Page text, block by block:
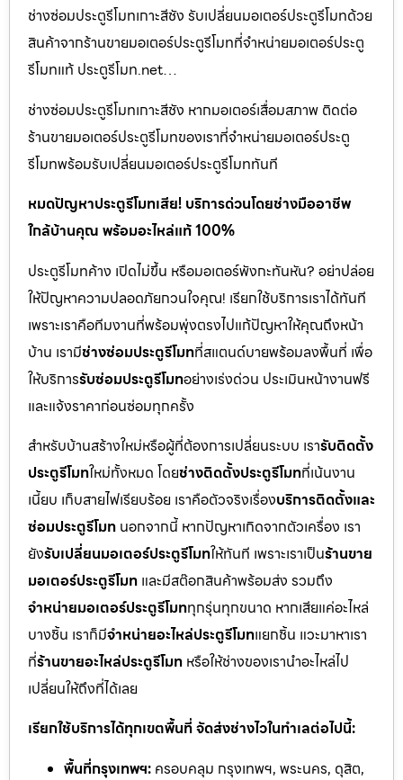
ช่างซ่อมประตูรีโมทเกาะสีชัง รับเปลี่ยนมอเตอร์ประตูรีโมทด้วย
สินค้าจากร้านขายมอเตอร์ประตูรีโมทที่จำหน่ายมอเตอร์ประตู
รีโมทแท้ ประตูรีโมท.net…
ช่างซ่อมประตูรีโมทเกาะสีชัง หากมอเตอร์เสื่อมสภาพ ติดต่อ
ร้านขายมอเตอร์ประตูรีโมทของเราที่จำหน่ายมอเตอร์ประตู
รีโมทพร้อมรับเปลี่ยนมอเตอร์ประตูรีโมททันที
หมดปัญหาประตูรีโมทเสีย! บริการด่วนโดยช่างมืออาชีพ
ใกล้บ้านคุณ พร้อมอะไหล่แท้ 100%
ประตูรีโมทค้าง เปิดไม่ขึ้น หรือมอเตอร์พังกะทันหัน? อย่าปล่อย
ให้ปัญหาความปลอดภัยกวนใจคุณ! เรียกใช้บริการเราได้ทันที
เพราะเราคือทีมงานที่พร้อมพุ่งตรงไปแก้ปัญหาให้คุณถึงหน้า
บ้าน เรามีช่างซ่อมประตูรีโมทที่สแตนด์บายพร้อมลงพื้นที่ เพื่อ
ให้บริการรับซ่อมประตูรีโมทอย่างเร่งด่วน ประเมินหน้างานฟรี
และแจ้งราคาก่อนซ่อมทุกครั้ง
สำหรับบ้านสร้างใหม่หรือผู้ที่ต้องการเปลี่ยนระบบ เรารับติดตั้ง
ประตูรีโมทใหม่ทั้งหมด โดยช่างติดตั้งประตูรีโมทที่เน้นงาน
เนี้ยบ เก็บสายไฟเรียบร้อย เราคือตัวจริงเรื่องบริการติดตั้งและ
ซ่อมประตูรีโมท นอกจากนี้ หากปัญหาเกิดจากตัวเครื่อง เรา
ยังรับเปลี่ยนมอเตอร์ประตูรีโมทให้ทันที เพราะเราเป็นร้านขาย
มอเตอร์ประตูรีโมท และมีสต๊อกสินค้าพร้อมส่ง รวมถึง
จำหน่ายมอเตอร์ประตูรีโมททุกรุ่นทุกขนาด หากเสียแค่อะไหล่
บางชิ้น เราก็มีจำหน่ายอะไหล่ประตูรีโมทแยกชิ้น แวะมาหาเรา
ที่ร้านขายอะไหล่ประตูรีโมท หรือให้ช่างของเรานำอะไหล่ไป
เปลี่ยนให้ถึงที่ได้เลย
เรียกใช้บริการได้ทุกเขตพื้นที่ จัดส่งช่างไวในทำเลต่อไปนี้:
พื้นที่กรุงเทพฯ: ครอบคลุม กรุงเทพฯ, พระนคร, ดุสิต,